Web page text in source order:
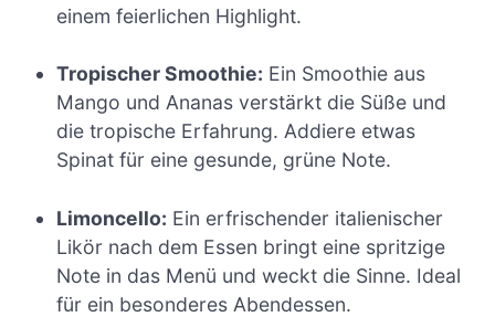
einem feierlichen Highlight.
Tropischer Smoothie: Ein Smoothie aus
Mango und Ananas verstärkt die Süße und
die tropische Erfahrung. Addiere etwas
Spinat für eine gesunde, grüne Note.
Limoncello: Ein erfrischender italienischer
Likör nach dem Essen bringt eine spritzige
Note in das Menü und weckt die Sinne. Ideal
für ein besonderes Abendessen.